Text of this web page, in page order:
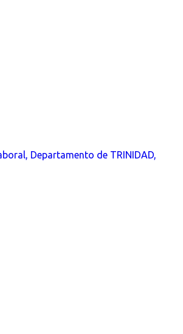
Departamento de TRINIDAD,